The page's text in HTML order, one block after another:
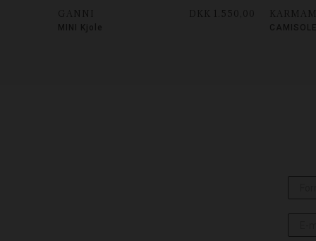
GANNI
MINI Kjole
DKK 1.550,00